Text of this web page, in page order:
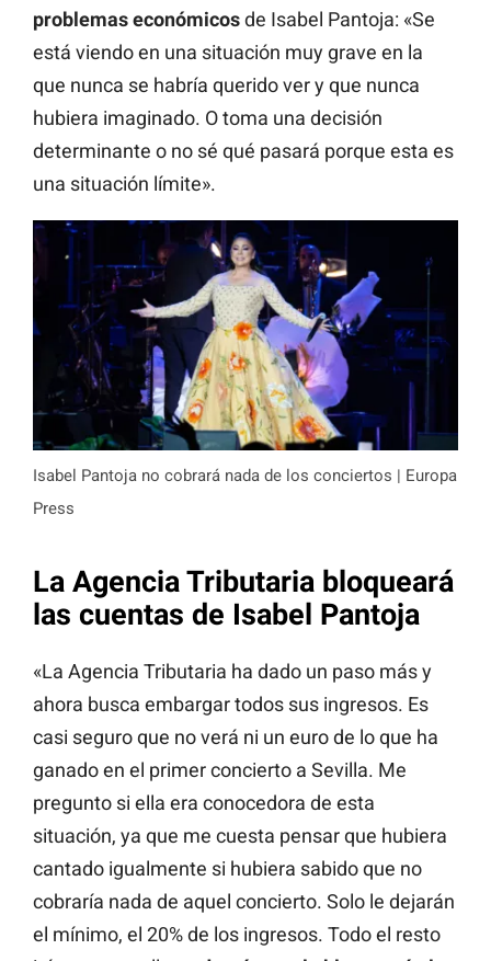
problemas económicosde Isabel Pantoja: «Se
está viendo en una situación muy grave en la
que nunca se habría querido ver y que nunca
hubiera imaginado. O toma una decisión
determinante o no sé qué pasará porque esta es
una situación límite».
Isabel Pantoja no cobrará nada de los conciertos | Europa
Press
La Agencia Tributaria bloqueará
las cuentas de Isabel Pantoja
«La Agencia Tributaria ha dado un paso más y
ahora busca embargar todos sus ingresos. Es
casi seguro que no verá ni un euro de lo que ha
ganado en el primer concierto a Sevilla. Me
pregunto si ella era conocedora de esta
situación, ya que me cuesta pensar que hubiera
cantado igualmente si hubiera sabido que no
cobraría nada de aquel concierto. Solo le dejarán
el mínimo, el 20% de los ingresos. Todo el resto